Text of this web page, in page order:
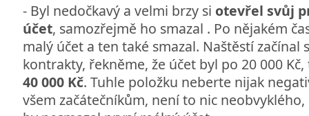
- Byl nedočkavý a velmi brzy si otevřel svůj
účet, samozřejmě ho smazal . Po nějakém
malý účet a ten také smazal. Naštěstí začínal
kontrakty, řekněme, že účet byl po 20 000
40 000 Kč. Tuhle položku neberte nijak
všem začátečníkům, není to nic